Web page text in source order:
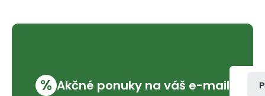
% Akčné ponuky na váš e-mail